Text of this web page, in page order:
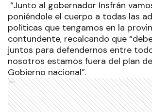
“Junto al gobernador Insfrán
poniéndole el cuerpo a todas las
políticas que tengamos en la
contundente, recalcando que
juntos para defendernos entre
nosotros estamos fuera del plan
Gobierno nacional”.
Ads